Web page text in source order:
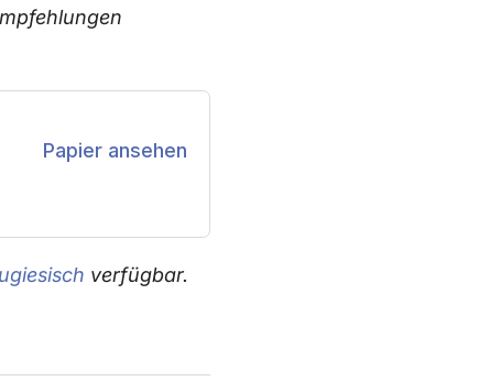
Papier ansehen
verfügbar.